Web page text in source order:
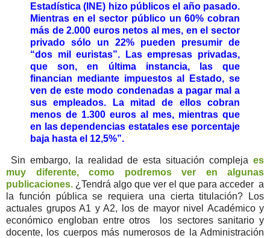
Estadística (INE) hizo públicos el año pasado.
Mientras en el sector público un 60% cobran
más de 2.000 euros netos al mes, en el sector
privado sólo un 22% pueden presumir de
“dos mil euristas”. Las empresas privadas,
que son, en última instancia, las que
financian mediante impuestos al Estado, se
ven de este modo condenadas a pagar mal a
sus empleados. La mitad de ellos cobran
menos de 1.300 euros al mes, mientras que
en las dependencias estatales ese porcentaje
baja hasta el 12,5%”.
Sin embargo, la realidad de esta situación compleja es
muy diferente, como podremos ver en algunas
publicaciones. ¿Tendrá algo que ver el que para acceder a
la función pública se requiera una cierta titulación? Los
actuales grupos A1 y A2, los de mayor nivel Académico y
económico engloban entre otros los sectores sanitario y
docente, los cuerpos más numerosos de la Administración